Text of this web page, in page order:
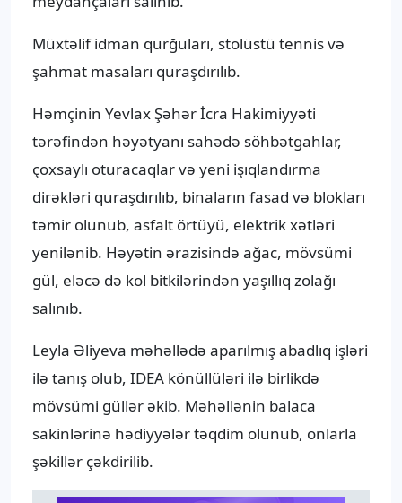
Müxtəlif idman qurğuları, stolüstü tennis və
şahmat masaları quraşdırılıb.
Həmçinin Yevlax Şəhər İcra Hakimiyyəti
tərəfindən həyətyanı sahədə söhbətgahlar,
çoxsaylı oturacaqlar və yeni işıqlandırma
dirəkləri quraşdırılıb, binaların fasad və blokları
təmir olunub, asfalt örtüyü, elektrik xətləri
yenilənib. Həyətin ərazisində ağac, mövsümi
gül, eləcə də kol bitkilərindən yaşıllıq zolağı
salınıb.
Leyla Əliyeva məhəllədə aparılmış abadlıq işləri
ilə tanış olub, IDEA könüllüləri ilə birlikdə
mövsümi güllər əkib. Məhəllənin balaca
sakinlərinə hədiyyələr təqdim olunub, onlarla
şəkillər çəkdirilib.